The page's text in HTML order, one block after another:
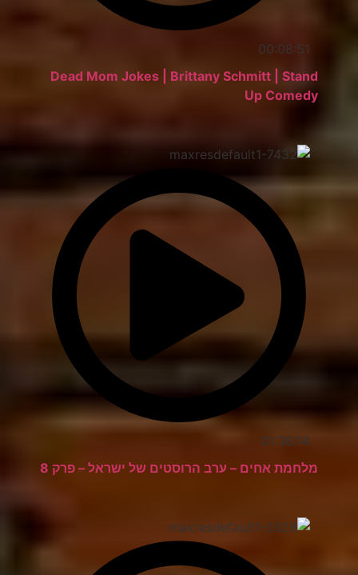
00:08:51
Dead Mom Jokes | Brittany Schmitt | Stand
Up Comedy
01:36:14
מלחמת אחים – ערב הרוסטים של ישראל – פרק 8